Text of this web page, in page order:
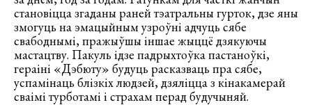
становіцца згаданы раней тэатральны гурток, дзе яны
змогуць на эмацыйным узроўні адчуць сябе
свабоднымі, пражыўшы іншае жыццё дзякуючы
мастацтву. Пакуль ідзе падрыхтоўка пастаноўкі,
гераіні «Дэбюту» будуць расказваць пра сябе,
успамінаць блізкіх людзей, дзяліцца з кінакамерай
сваімі турботамі і страхам перад будучыняй.